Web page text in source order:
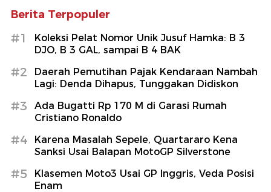
Berita Terpopuler
#1
Koleksi Pelat Nomor Unik Jusuf Hamka: B 3
DJO, B 3 GAL, sampai B 4 BAK
#2
Daerah Pemutihan Pajak Kendaraan Nambah
Lagi: Denda Dihapus, Tunggakan Didiskon
#3
Ada Bugatti Rp 170 M di Garasi Rumah
Cristiano Ronaldo
#4
Karena Masalah Sepele, Quartararo Kena
Sanksi Usai Balapan MotoGP Silverstone
#5
Klasemen Moto3 Usai GP Inggris, Veda Posisi
Enam